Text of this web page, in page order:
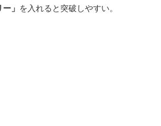
ー」 を入れると突破しやすい。